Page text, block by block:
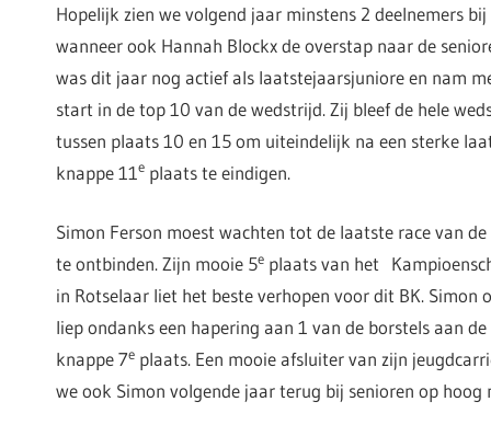
Hopelijk zien we volgend jaar minstens 2 deelnemers
wanneer ook Hannah Blockx de overstap naar de
was dit jaar nog actief als laatstejaarsjuniore en nam
start in de top 10 van de wedstrijd. Zij bleef de hele
tussen plaats 10 en 15 om uiteindelijk na een sterke
knappe 11 e plaats te eindigen.
Simon Ferson moest wachten tot de laatste race van
te ontbinden. Zijn mooie 5e plaats van het
in Rotselaar liet het beste verhopen voor dit BK. Simon
liep ondanks een hapering aan 1 van de borstels aan
knappe 7e plaats. Een mooie afsluiter van zijn
we ook Simon volgende jaar terug bij senioren op hoog